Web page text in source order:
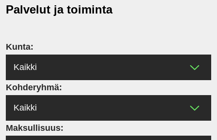
Palvelut ja toiminta
Kunta:
Kohderyhmä:
Maksullisuus: